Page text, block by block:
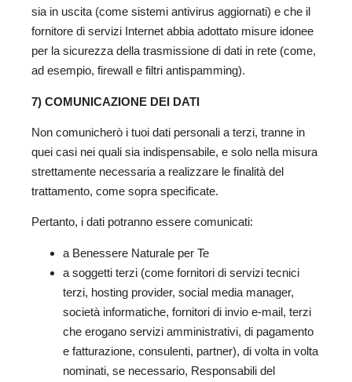
sia in uscita (come sistemi antivirus aggiornati) e che il
fornitore di servizi Internet abbia adottato misure idonee
per la sicurezza della trasmissione di dati in rete (come,
ad esempio, firewall e filtri antispamming).
7) COMUNICAZIONE DEI DATI
Non comunicherò i tuoi dati personali a terzi, tranne in
quei casi nei quali sia indispensabile, e solo nella misura
strettamente necessaria a realizzare le finalità del
trattamento, come sopra specificate.
Pertanto, i dati potranno essere comunicati:
a Benessere Naturale per Te
a soggetti terzi (come fornitori di servizi tecnici
terzi, hosting provider, social media manager,
società informatiche, fornitori di invio e-mail, terzi
che erogano servizi amministrativi, di pagamento
e fatturazione, consulenti, partner), di volta in volta
nominati, se necessario, Responsabili del